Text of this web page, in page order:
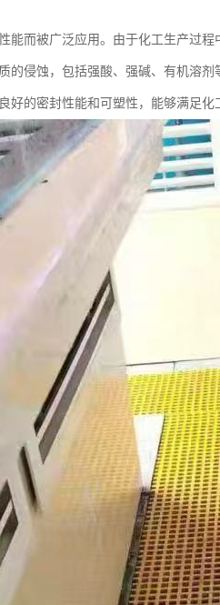
能而被广泛应用。由于化工生产过
的侵蚀，包括强酸、强碱、有机溶
好的密封性能和可塑性，能够满足化